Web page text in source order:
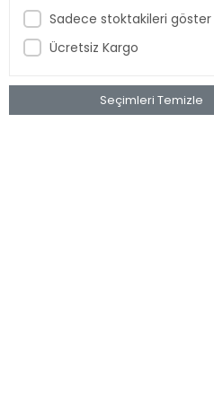
Sadece stoktakileri göster
Ücretsiz Kargo
Seçimleri Temizle